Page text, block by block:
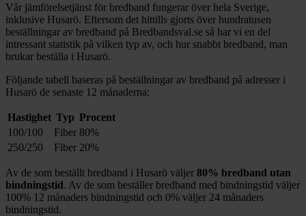
Vår jämförelsetjänst för bredband fungerar över hela Sverige,
inklusive Husarö. Eftersom det hittills gjorts över hundratusen
beställningar av bredband på Bredbandsval.se så har vi en del
intressant statistik på vilken typ av, och hur snabbt bredband, man
brukar beställa i Husarö.
Följande tabell baseras på beställningar av bredband på adresser i
Husarö de senaste 12 månaderna:
Hastighet Typ Procent
100/100
Fiber 80%
250/250
Fiber 20%
Av de som beställt bredband i Husarö väljer 80% bredband utan
bindningstid. Av de som beställer bredband med bindningstid väljer
100% 12 månaders bindningstid och 0% väljer 24 månaders
bindningstid.